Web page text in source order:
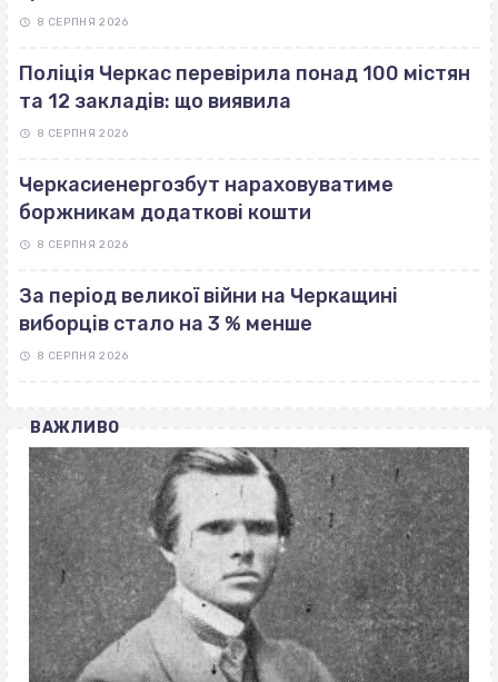
8 СЕРПНЯ 2026
Поліція Черкас перевірила понад 100 містян
та 12 закладів: що виявила
8 СЕРПНЯ 2026
Черкасиенергозбут нараховуватиме
боржникам додаткові кошти
8 СЕРПНЯ 2026
За період великої війни на Черкащині
виборців стало на 3 % менше
8 СЕРПНЯ 2026
ВАЖЛИВО